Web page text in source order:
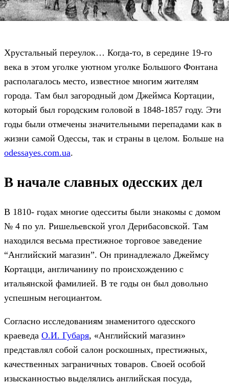
Хрустальный переулок… Когда-то, в середине 19-го
века в этом уголке уютном уголке Большого Фонтана
располагалось место, известное многим жителям
города. Там был загородный дом Джеймса Кортации,
который был городским головой в 1848-1857 году. Эти
годы были отмечены значительными перепадами как в
жизни самой Одессы, так и страны в целом. Больше на
odessayes.com.ua.
В начале славных одесских дел
В 1810- годах многие одесситы были знакомы с домом
№ 4 по ул. Ришельевской угол Дерибасовской. Там
находился весьма престижное торговое заведение
“Английский магазин”. Он принадлежало Джеймсу
Кортацци, англичанину по происхождению с
итальянской фамилией. В те годы он был довольно
успешным негоциантом.
Согласно исследованиям знаменитого одесского
краеведа О.И. Губаря, «Английский магазин»
представлял собой салон роскошных, престижных,
качественных заграничных товаров. Своей особой
изысканностью выделялись английская посуда,